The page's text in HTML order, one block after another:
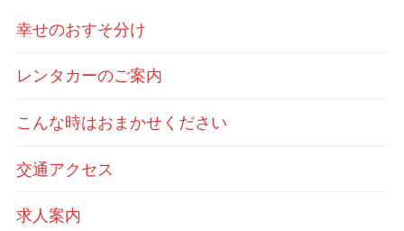
幸せのおすそ分け
レンタカーのご案内
こんな時はおまかせください
交通アクセス
求人案内